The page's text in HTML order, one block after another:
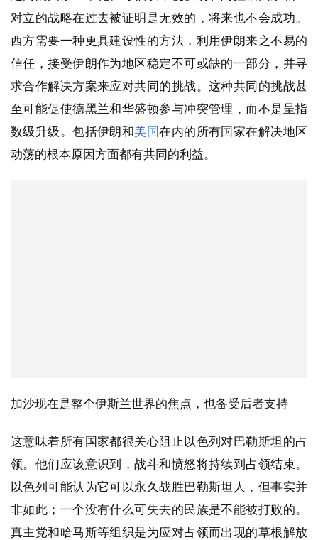
对立的战略在过去被证明是无效的，将来也不会成功。
西方需要一种更具建设性的方法，利用伊朗来之不易的
信任，接受伊朗作为地区稳定不可或缺的一部分，并寻
求合作解决方案来应对共同的挑战。这种共同的挑战甚
至可能促使德黑兰和华盛顿参与冲突管理，而不是呈指
数级升级。包括伊朗和美国在内的所有国家在解决地区
动荡的根本原因方面都有共同的利益。
加沙现在是整个伊斯兰世界的焦点，也备受后者支持
这意味着所有国家都很关心阻止以色列对巴勒斯坦的占
领。他们应该意识到，战斗和愤怒将持续到占领结束。
以色列可能认为它可以永久战胜巴勒斯坦人，但事实并
非如此；一个没有什么可失去的民族是不能被打败的。
真主党和哈马斯等组织是为应对占领而出现的草根解放